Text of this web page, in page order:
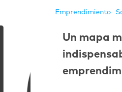
Emprendimiento
Un mapa